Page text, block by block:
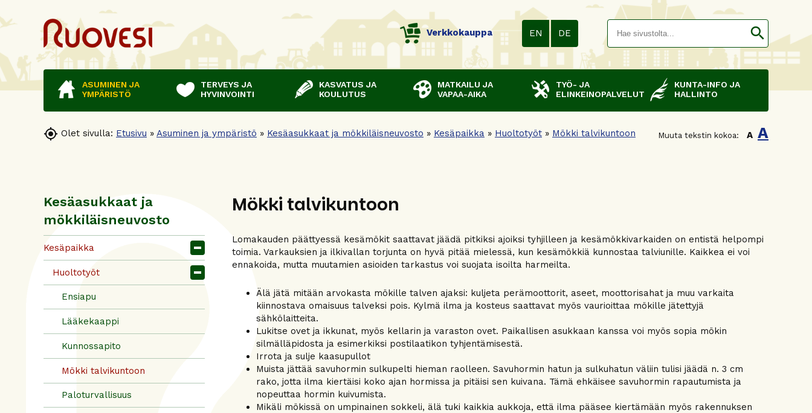
Verkkokauppa EN DE search
ASUMINEN JA
YMPÄRISTÖ
TERVEYS JA
HYVINVOINTI
KASVATUS JA
KOULUTUS
MATKAILU JA
VAPAA-AIKA
TYÖ- JA
ELINKEINOPALVELUT
KUNTA-INFO JA
HALLINTO
 Olet sivulla: Etusivu » Asuminen ja ympäristö » Kesäasukkaat ja mökkiläisneuvosto » Kesäpaikka » Huoltotyöt » Mökki talvikuntoon Muuta tekstin kokoa: A A
Kesäasukkaat ja
mökkiläisneuvosto
Kesäpaikka
Huoltotyöt
Ensiapu
Lääkekaappi
Kunnossapito
Mökki talvikuntoon
Paloturvallisuus
Mökki talvikuntoon
Lomakauden päättyessä kesämökit saattavat jäädä pitkiksi ajoiksi tyhjilleen ja kesämökkivarkaiden on entistä helpompi
toimia. Varkauksien ja ilkivallan torjunta on hyvä pitää mielessä, kun kesämökkiä kunnostaa talviunille. Kaikkea ei voi
ennakoida, mutta muutamien asioiden tarkastus voi suojata isoilta harmeilta.
Älä jätä mitään arvokasta mökille talven ajaksi: kuljeta perämoottorit, aseet, moottorisahat ja muu varkaita
kiinnostava omaisuus talveksi pois. Kylmä ilma ja kosteus saattavat myös vaurioittaa mökille jätettyjä
sähkölaitteita.
Lukitse ovet ja ikkunat, myös kellarin ja varaston ovet. Paikallisen asukkaan kanssa voi myös sopia mökin
silmälläpidosta ja esimerkiksi postilaatikon tyhjentämisestä.
Irrota ja sulje kaasupullot
Muista jättää savuhormin sulkupelti hieman raolleen. Savuhormin hatun ja sulkuhatun väliin tulisi jäädä n. 3 cm
rako, jotta ilma kiertäisi koko ajan hormissa ja pitäisi sen kuivana. Tämä ehkäisee savuhormin rapautumista ja
nopeuttaa hormin kuivumista.
Mikäli mökissä on umpinainen sokkeli, älä tuki kaikkia aukkoja, että ilma pääsee kiertämään myös rakennuksen